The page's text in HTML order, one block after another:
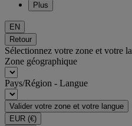
Plus
EN
Retour
Sélectionnez votre zone et votre
Zone géographique
Pays/Région - Langue
Valider votre zone et votre langue
EUR (€)